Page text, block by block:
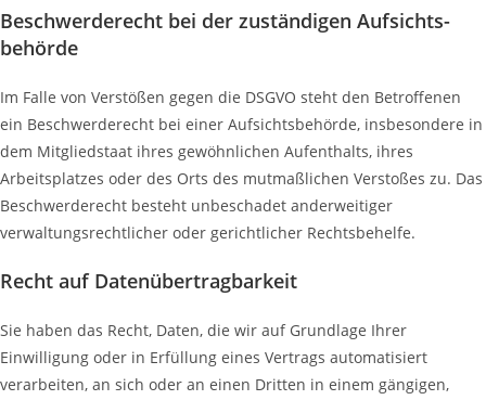
Beschwerde­recht bei der zuständigen Aufsichts­
behörde
Im Falle von Verstößen gegen die DSGVO steht den Betroffenen
ein Beschwerderecht bei einer Aufsichtsbehörde, insbesondere in
dem Mitgliedstaat ihres gewöhnlichen Aufenthalts, ihres
Arbeitsplatzes oder des Orts des mutmaßlichen Verstoßes zu. Das
Beschwerderecht besteht unbeschadet anderweitiger
verwaltungsrechtlicher oder gerichtlicher Rechtsbehelfe.
Recht auf Daten­übertrag­barkeit
Sie haben das Recht, Daten, die wir auf Grundlage Ihrer
Einwilligung oder in Erfüllung eines Vertrags automatisiert
verarbeiten, an sich oder an einen Dritten in einem gängigen,